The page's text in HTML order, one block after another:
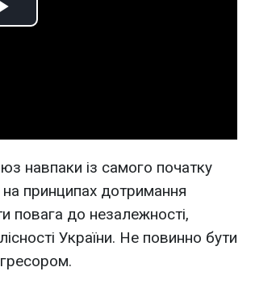
Play
навпаки із самого початку
принципах дотримання
повага до незалежності,
України. Не повинно бути